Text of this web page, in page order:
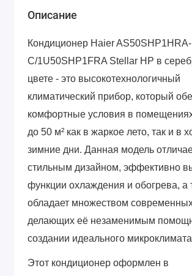
Описание
Кондиционер Haier AS50SHP1HRA-
C/1U50SHP1FRA Stellar HP в
цвете - это высокотехнологичный
климатический прибор, который
комфортные условия в
до 50 м² как в жаркое лето, так и в
зимние дни. Данная модель
стильным дизайном, эффективно
функции охлаждения и обогрева, а
обладает множеством
делающих её незаменимым
создании идеального
Этот кондиционер оформлен в